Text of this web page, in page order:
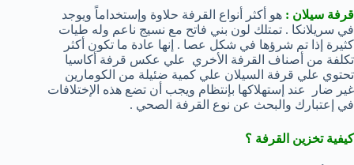
قرفة سيلان : هو أكثر أنواع القرفة حلاوة وإستخداماً ويوجد
في سريلانكا . تمتلك لون بني فاتح مع نسيج ناعم وله طيات
كثيرة إذا تم شرؤها في شكل عصا . إنها عادة ما تكون أكثر
تكلفة من أصناف القرفة الأخري علي عكس قرفة أكاسيا
تحتوي علي قرفة السيلان علي كمية ضئيلة من الكومارين
غير ضار عند إستهلاكها بإنتظام ويجب أن تضع هذه الإختلافات
في إعتبارك والبحث عن نوع القرفة الصحي .
كيفية تخزين القرفة ؟